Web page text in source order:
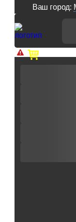
Ваш город:
Доп. скидка